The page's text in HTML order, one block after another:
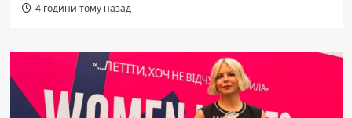
4 години тому назад